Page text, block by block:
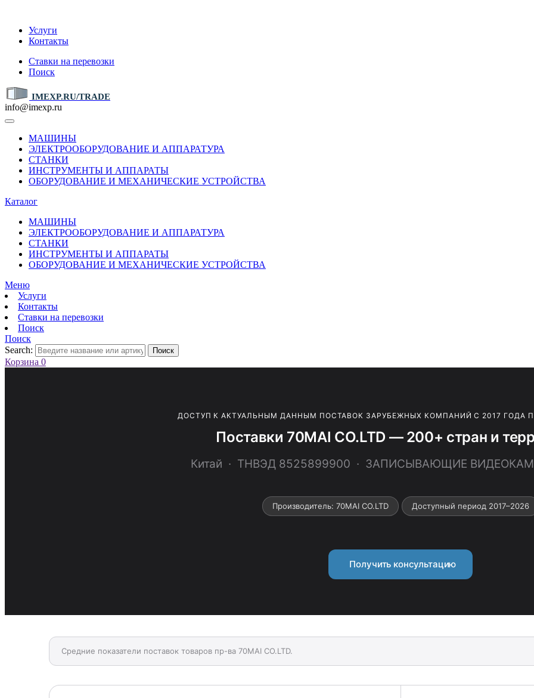
Услуги
Контакты
Ставки на перевозки
Поиск
IMEXP.RU/TRADE
info@imexp.ru
МАШИНЫ
ЭЛЕКТРООБОРУДОВАНИЕ И АППАРАТУРА
СТАНКИ
ИНСТРУМЕНТЫ И АППАРАТЫ
ОБОРУДОВАНИЕ И МЕХАНИЧЕСКИЕ УСТРОЙСТВА
Каталог
МАШИНЫ
ЭЛЕКТРООБОРУДОВАНИЕ И АППАРАТУРА
СТАНКИ
ИНСТРУМЕНТЫ И АППАРАТЫ
ОБОРУДОВАНИЕ И МЕХАНИЧЕСКИЕ УСТРОЙСТВА
Меню
Услуги
Контакты
Ставки на перевозки
Поиск
Поиск
Search:
Поиск
Корзина 0
ДОСТУП К АКТУАЛЬНЫМ ДАННЫМ ПОСТАВОК ЗАРУБЕЖНЫХ КОМПАНИЙ С 2017 ГОДА
Поставки 70MAI CO.LTD — 200+ стран и
Китай · ТНВЭД 8525899900 · ЗАПИСЫВАЮЩИЕ
Производитель: 70MAI CO.LTD Доступный период 2017–2026
Получить консультацию
Средние показатели поставок товаров пр-ва 70MAI CO.LTD.